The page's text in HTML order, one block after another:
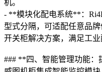
机。
- **模块化配电系统**：
型式分隔，可适配任意品
开关柜解决方案，满足工业
### **四、智能管理功能：